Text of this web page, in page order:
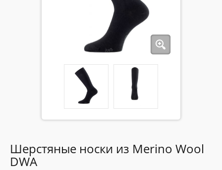
Шерстяные носки из Merino Wool
DWA